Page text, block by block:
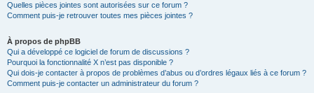
Quelles pièces jointes sont autorisées sur ce forum ?
Comment puis-je retrouver toutes mes pièces jointes ?
À propos de phpBB
Qui a développé ce logiciel de forum de discussions ?
Pourquoi la fonctionnalité X n’est pas disponible ?
Qui dois-je contacter à propos de problèmes d’abus ou d’ordres légaux liés à ce forum ?
Comment puis-je contacter un administrateur du forum ?